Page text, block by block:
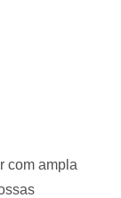
com ampla